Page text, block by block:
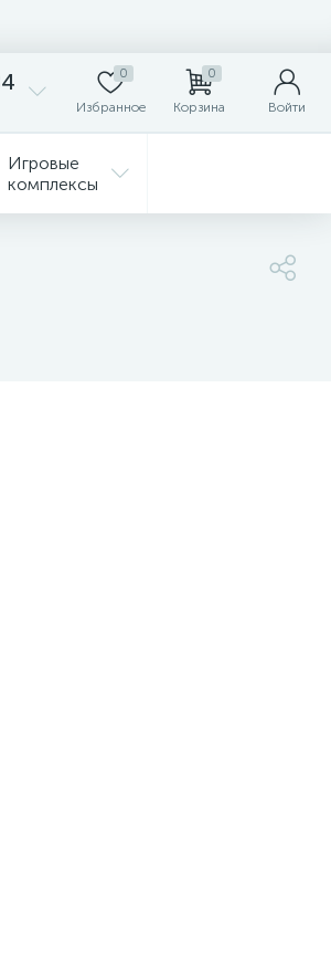
0
Избранное
0
Корзина Войти
Игровые
комплексы